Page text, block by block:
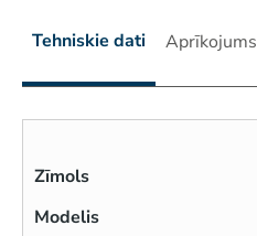
Tehniskie dati Aprīkojums
Zīmols
Modelis